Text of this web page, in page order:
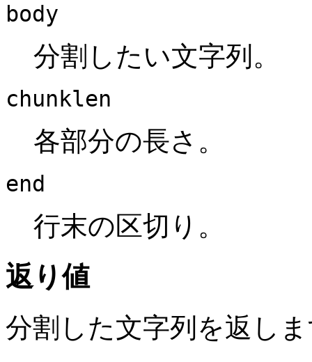
body
分割したい文字列。
chunklen
各部分の長さ。
end
行末の区切り。
返り値
分割した文字列を返し